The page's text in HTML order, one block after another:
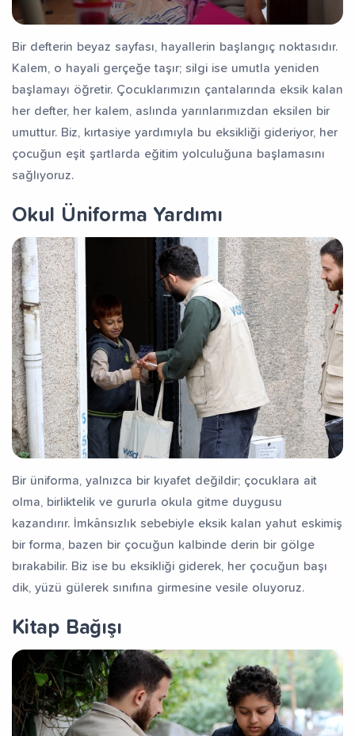
Bir defterin beyaz sayfası, hayallerin başlangıç noktasıdır.
Kalem, o hayali gerçeğe taşır; silgi ise umutla yeniden
başlamayı öğretir. Çocuklarımızın çantalarında eksik kalan
her defter, her kalem, aslında yarınlarımızdan eksilen bir
umuttur. Biz, kırtasiye yardımıyla bu eksikliği gideriyor, her
çocuğun eşit şartlarda eğitim yolculuğuna başlamasını
sağlıyoruz.
Okul Üniforma Yardımı
Bir üniforma, yalnızca bir kıyafet değildir; çocuklara ait
olma, birliktelik ve gururla okula gitme duygusu
kazandırır. İmkânsızlık sebebiyle eksik kalan yahut eskimiş
bir forma, bazen bir çocuğun kalbinde derin bir gölge
bırakabilir. Biz ise bu eksikliği giderek, her çocuğun başı
dik, yüzü gülerek sınıfına girmesine vesile oluyoruz.
Kitap Bağışı